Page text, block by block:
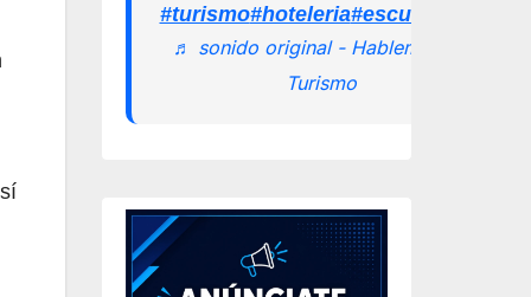
#turismo#hoteleria
♬ sonido original - Hablemos de
Turismo